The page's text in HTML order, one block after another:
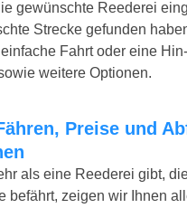
gewünschte Reederei
Strecke gefunden
Fahrt oder eine
weitere Optionen.
als eine Reederei gibt,
befährt, zeigen wir Ihnen